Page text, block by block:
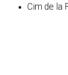
Cim de la